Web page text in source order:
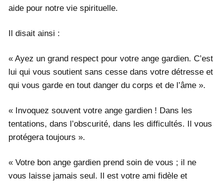
aide pour notre vie spirituelle.
Il disait ainsi :
« Ayez un grand respect pour votre ange gardien. C’est
lui qui vous soutient sans cesse dans votre détresse et
qui vous garde en tout danger du corps et de l’âme ».
« Invoquez souvent votre ange gardien ! Dans les
tentations, dans l’obscurité, dans les difficultés. Il vous
protégera toujours ».
« Votre bon ange gardien prend soin de vous ; il ne
vous laisse jamais seul. Il est votre ami fidèle et